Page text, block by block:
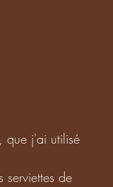
que j'ai utilisé
de